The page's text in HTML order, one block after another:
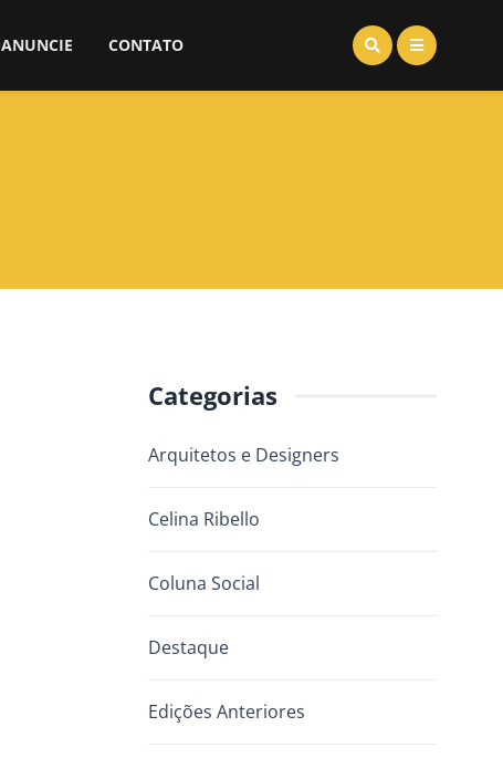
ANUNCIE CONTATO
Categorias
Arquitetos e Designers
Celina Ribello
Coluna Social
Destaque
Edições Anteriores